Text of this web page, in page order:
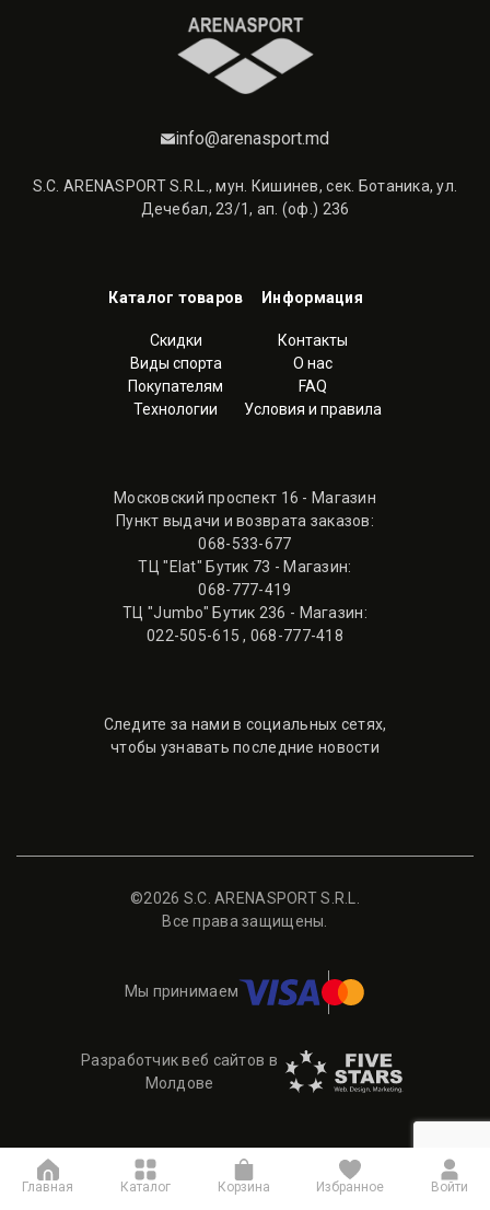
info@arenasport.md
S.C. ARENASPORT S.R.L., мун. Кишинев, сек. Ботаника, ул.
Дечебал, 23/1, ап. (оф.) 236
Каталог товаров
Скидки
Виды спорта
Покупателям
Технологии
Информация
Контакты
О нас
FAQ
Условия и правила
Московский проспект 16 - Магазин
Пункт выдачи и возврата заказов:
068-533-677
ТЦ "Elat" Бутик 73 - Магазин:
068-777-419
ТЦ "Jumbo" Бутик 236 - Магазин:
022-505-615, 068-777-418
Следите за нами в социальных сетях,
чтобы узнавать последние новости
©2026 S.C. ARENASPORT S.R.L.
Все права защищены.
Мы принимаем
Разработчик веб сайтов в
Молдове
Главная Каталог Корзина Избранное Войти